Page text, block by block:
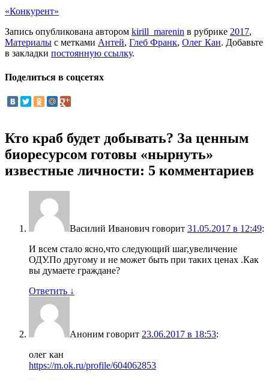
«Конкурент»
Запись опубликована автором kirill_marenin в рубрике 2017,
Материалы с метками Антей, Глеб Франк, Олег Кан. Добавьте
в закладки постоянную ссылку.
Поделиться в соцсетях
Кто краб будет добывать? За ценным
биоресурсом готовы «нырнуть»
известные личности: 5 комментариев
Василий Иванович говорит 31.05.2017 в 12:49:
И всем стало ясно,что следующий шаг,увеличение
ОДУ.По другому и не может быть при таких ценах .Как
вы думаете граждане?
Ответить ↓
Аноним говорит 23.06.2017 в 18:53:
олег кан
https://m.ok.ru/profile/604062853